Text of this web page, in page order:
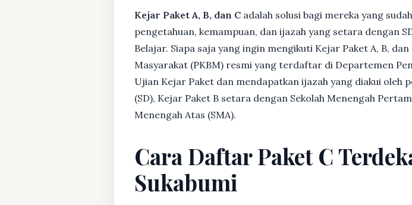
Kejar Paket A, B, dan C adalah solusi bagi mereka yang
pengetahuan, kemampuan, dan ijazah yang setara dengan
Belajar. Siapa saja yang ingin mengikuti Kejar Paket A, B,
Masyarakat (PKBM) resmi yang terdaftar di Departemen
Ujian Kejar Paket dan mendapatkan ijazah yang diakui oleh
(SD), Kejar Paket B setara dengan Sekolah Menengah
Menengah Atas (SMA).
Cara Daftar Paket C
Sukabumi